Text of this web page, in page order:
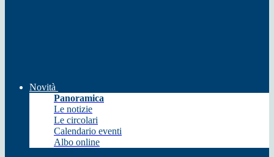
Novità
Panoramica
Le notizie
Le circolari
Calendario eventi
Albo online